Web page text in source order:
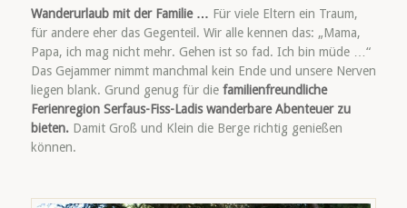
Wanderurlaub mit der Familie … Für viele Eltern ein Traum,
für andere eher das Gegenteil. Wir alle kennen das: „Mama,
Papa, ich mag nicht mehr. Gehen ist so fad. Ich bin müde …“
Das Gejammer nimmt manchmal kein Ende und unsere Nerven
liegen blank. Grund genug für die familienfreundliche
Ferienregion Serfaus-Fiss-Ladis wanderbare Abenteuer zu
bieten.Damit Groß und Klein die Berge richtig genießen
können.